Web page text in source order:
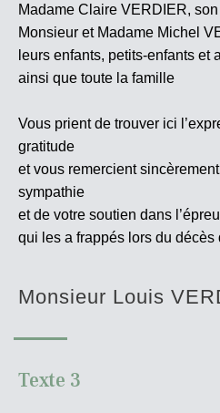
Madame Claire VERDIER,
Monsieur et Madame Michel
leurs enfants, petits-enfants et
ainsi que toute la famille
Vous prient de trouver ici
gratitude
et vous remercient
sympathie
et de votre soutien dans
qui les a frappés lors du décès
Monsieur Louis
Texte 3